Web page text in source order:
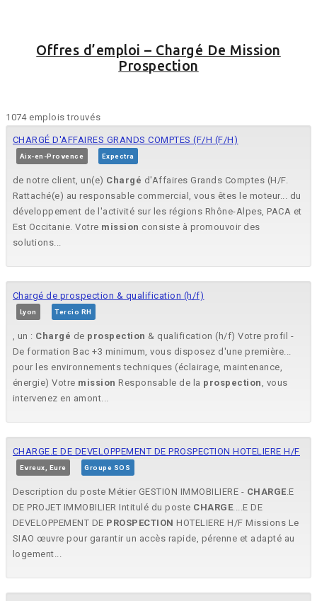
Offres d’emploi – Chargé De Mission
Prospection
1074 emplois trouvés
CHARGÉ D'AFFAIRES GRANDS COMPTES (F/H (F/H)
Aix-en-Provence Expectra
de notre client, un(e) Chargé d'Affaires Grands Comptes (H/F.
Rattaché(e) au responsable commercial, vous êtes le moteur... du
développement de l'activité sur les régions Rhône-Alpes, PACA et
Est Occitanie. Votre mission consiste à promouvoir des
solutions...
Chargé de prospection & qualification (h/f)
Lyon Tercio RH
, un : Chargé de prospection & qualification (h/f) Votre profil -
De formation Bac +3 minimum, vous disposez d'une première...
pour les environnements techniques (éclairage, maintenance,
énergie) Votre mission Responsable de la prospection, vous
intervenez en amont...
CHARGE.E DE DEVELOPPEMENT DE PROSPECTION HOTELIERE H/F
Evreux, Eure Groupe SOS
Description du poste Métier GESTION IMMOBILIERE - CHARGE.E
DE PROJET IMMOBILIER Intitulé du poste CHARGE....E DE
DEVELOPPEMENT DE PROSPECTION HOTELIERE H/F Missions Le
SIAO œuvre pour garantir un accès rapide, pérenne et adapté au
logement...